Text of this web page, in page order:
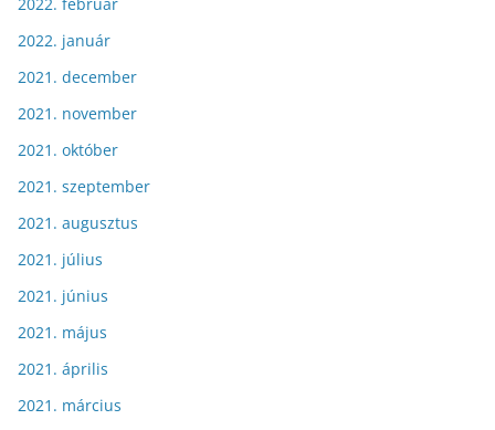
2022. január
2021. december
2021. november
2021. október
2021. szeptember
2021. augusztus
2021. július
2021. június
2021. május
2021. április
2021. március